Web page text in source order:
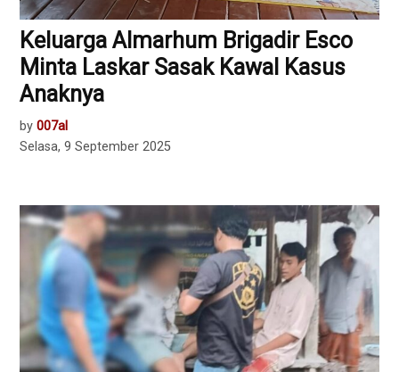
Keluarga Almarhum Brigadir Esco
Minta Laskar Sasak Kawal Kasus
Anaknya
by 007al
Selasa, 9 September 2025